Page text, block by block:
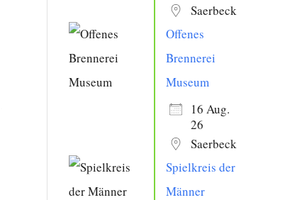
Saerbeck
Offenes
Brennerei
Museum
16 Aug.
26
Saerbeck
Spielkreis der
Männer